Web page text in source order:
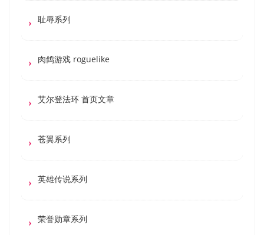
耻辱系列
肉鸽游戏 roguelike
艾尔登法环 首页文章
苍翼系列
英雄传说系列
荣誉勋章系列